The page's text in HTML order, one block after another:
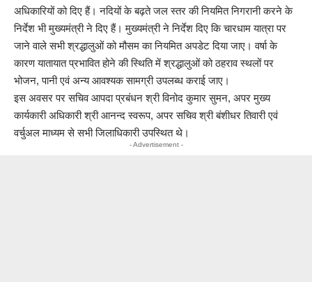
अधिकारियों को दिए हैं। नदियों के बढ़ते जल स्तर की नियमित निगरानी करने के
निर्देश भी मुख्यमंत्री ने दिए हैं। मुख्यमंत्री ने निर्देश दिए कि चारधाम यात्रा पर
जाने वाले सभी श्रद्धालुओं को मौसम का नियमित अपडेट दिया जाए। वर्षा के
कारण यातायात प्रभावित होने की स्थिति में श्रद्धालुओं को ठहराव स्थलों पर
भोजन, पानी एवं अन्य आवश्यक सामग्री उपलब्ध कराई जाए।
इस अवसर पर सचिव आपदा प्रबंधन श्री विनोद कुमार सुमन, अपर मुख्य
कार्यकारी अधिकारी श्री आनन्द स्वरूप, अपर सचिव श्री बंशीधर तिवारी एवं
वर्चुअल माध्यम से सभी जिलाधिकारी उपस्थित थे।
- Advertisement -